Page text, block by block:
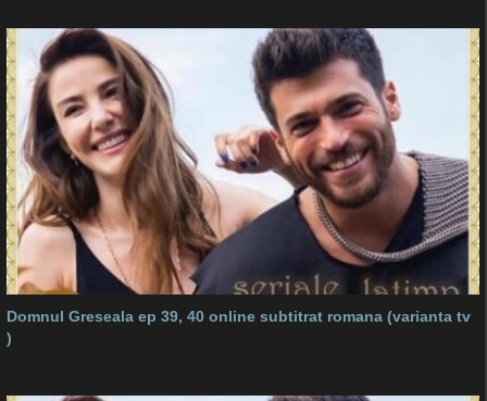
Domnul Greseala ep 39, 40 online subtitrat romana (varianta tv
)